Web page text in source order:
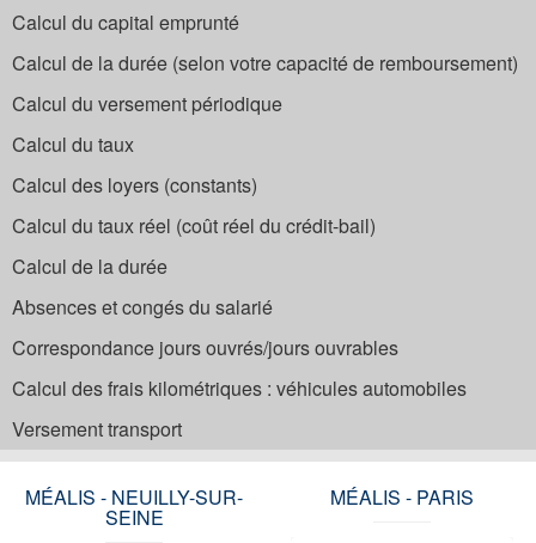
Calcul du capital emprunté
Calcul de la durée (selon votre capacité de remboursement)
Calcul du versement périodique
Calcul du taux
Calcul des loyers (constants)
Calcul du taux réel (coût réel du crédit-bail)
Calcul de la durée
Absences et congés du salarié
Correspondance jours ouvrés/jours ouvrables
Calcul des frais kilométriques : véhicules automobiles
Versement transport
MÉALIS - NEUILLY-SUR-
SEINE
MÉALIS - PARIS